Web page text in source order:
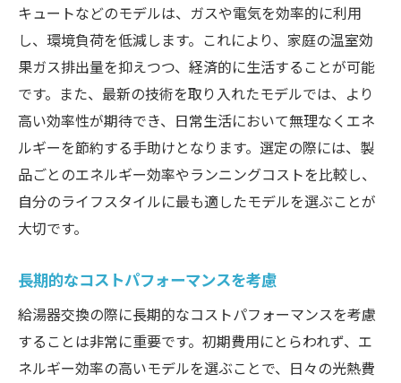
キュートなどのモデルは、ガスや電気を効率的に利用
し、環境負荷を低減します。これにより、家庭の温室効
果ガス排出量を抑えつつ、経済的に生活することが可能
です。また、最新の技術を取り入れたモデルでは、より
高い効率性が期待でき、日常生活において無理なくエネ
ルギーを節約する手助けとなります。選定の際には、製
品ごとのエネルギー効率やランニングコストを比較し、
自分のライフスタイルに最も適したモデルを選ぶことが
大切です。
長期的なコストパフォーマンスを考慮
給湯器交換の際に長期的なコストパフォーマンスを考慮
することは非常に重要です。初期費用にとらわれず、エ
ネルギー効率の高いモデルを選ぶことで、日々の光熱費